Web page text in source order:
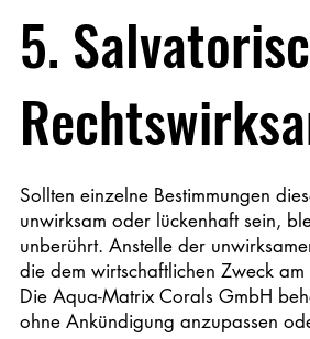
5.
Sollten einzelne Bestimmungen
unwirksam oder lückenhaft sein,
unberührt. Anstelle der
die dem wirtschaftlichen Zweck am
Die Aqua-Matrix Corals GmbH
ohne Ankündigung anzupassen